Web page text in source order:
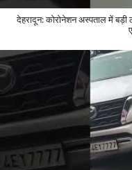
देहरादून: कोरोनेशन अस्पताल में बड़ी